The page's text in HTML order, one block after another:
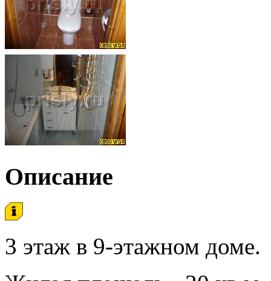
Описание
3 этаж в 9-этажном доме.